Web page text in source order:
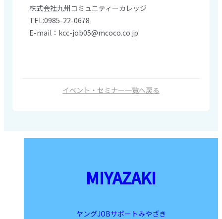
株式会社九州コミュニティーカレッジ
TEL:0985-22-0678
E-mail：kcc-job05@mcoco.co.jp
イベント・セミナー一覧へ戻る
MIYAZAKI
ヤングJOBサポートみやざき